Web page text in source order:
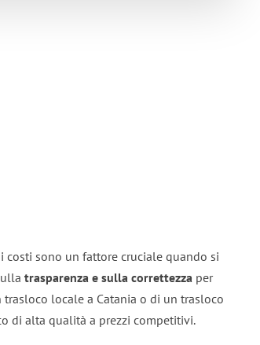
costi sono un fattore cruciale quando si
trasparenza e sulla correttezza per
locale a Catania o di un trasloco
di alta qualità a prezzi competitivi.